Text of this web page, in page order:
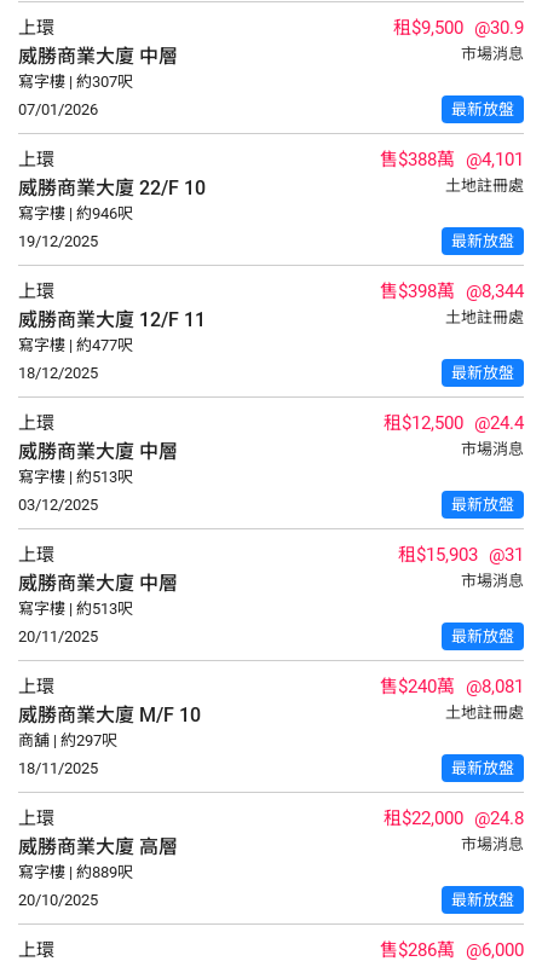
上環 租$9,500 @30.9
威勝商業大廈 中層
市場消息
寫字樓 | 約307呎
07/01/2026
最新放盤
上環 售$388萬 @4,101
威勝商業大廈 22/F 10
土地註冊處
寫字樓 | 約946呎
19/12/2025
最新放盤
上環 售$398萬 @8,344
威勝商業大廈 12/F 11
土地註冊處
寫字樓 | 約477呎
18/12/2025
最新放盤
上環 租$12,500 @24.4
威勝商業大廈 中層
市場消息
寫字樓 | 約513呎
03/12/2025
最新放盤
上環 租$15,903 @31
威勝商業大廈 中層
市場消息
寫字樓 | 約513呎
20/11/2025
最新放盤
上環 售$240萬 @8,081
威勝商業大廈 M/F 10
土地註冊處
商舖 | 約297呎
18/11/2025
最新放盤
上環 租$22,000 @24.8
威勝商業大廈 高層
市場消息
寫字樓 | 約889呎
20/10/2025
最新放盤
上環 售$286萬 @6,000